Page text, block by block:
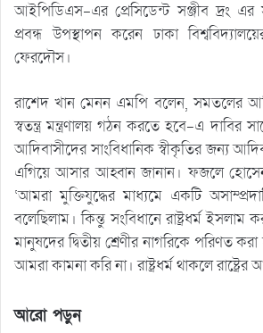
আইপিডিএস-এর প্রেসিডেন্ট সঞ্জীব দ্রং
প্রবন্ধ উপস্থাপন করেন ঢাকা
ফেরদৌস।
রাশেদ খান মেনন এমপি বলেন, সমতলের
স্বতন্ত্র মন্ত্রণালয় গঠন করতে হবে-এ দাবির
আদিবাসীদের সাংবিধানিক স্বীকৃতির জন্য
এগিয়ে আসার আহ্বান জানান। ফজলে
‘আমরা মুক্তিযুদ্ধের মাধ্যমে একটি
বলেছিলাম। কিন্তু সংবিধানে রাষ্ট্রধর্ম ইসলাম
মানুষদের দ্বিতীয় শ্রেণীর নাগরিকে পরিণত করা
আমরা কামনা করি না। রাষ্ট্রধর্ম থাকলে রাষ্ট্রের
আরো পড়ুন